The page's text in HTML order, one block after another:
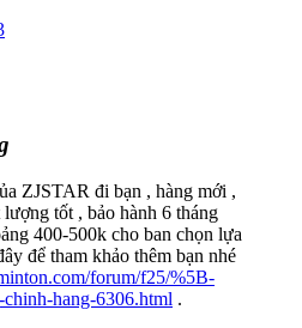
ZJSTAR đi bạn , hàng mới ,
tốt , bảo hành 6 tháng
400-500k cho ban chọn lựa
để tham khảo thêm bạn nhé
forum/f25/%5B-
hang-6306.html .